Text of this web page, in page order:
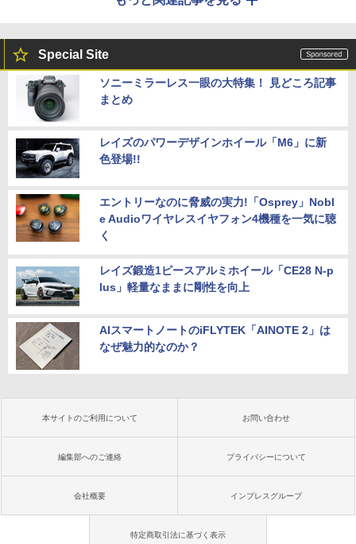
Special Site
ソニーミラーレス一眼の大特集！ 見どころ記事
まとめ
レイズのパワーデザインホイール「M6」に新
色登場!!
エントリーなのに脅威の実力!「Osprey」Nobl
e Audioワイヤレスイヤフォン4機種を一気に聴
く
レイズ鍛造1ピースアルミホイール「CE28 N-p
lus」軽量なままに剛性を向上
AIスマートノートのiFLYTEK「AINOTE 2」は
なぜ魅力的なのか？
本サイトのご利用について お問い合わせ
編集部へのご連絡 プライバシーについて
会社概要 インプレスグループ
特定商取引法に基づく表示